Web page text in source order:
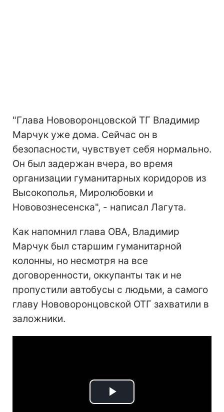
"Глава Нововоронцовской ТГ Владимир
Марчук уже дома. Сейчас он в
безопасности, чувствует себя нормально.
Он был задержан вчера, во время
организации гуманитарных коридоров из
Высокополья, Миролюбовки и
Нововознесенска", - написал Лагута.
Как напомнил глава ОВА, Владимир
Марчук был старшим гуманитарной
колонны, но несмотря на все
договоренности, оккупанты так и не
пропустили автобусы с людьми, а самого
главу Нововоронцовской ОТГ захватили в
заложники.
Play